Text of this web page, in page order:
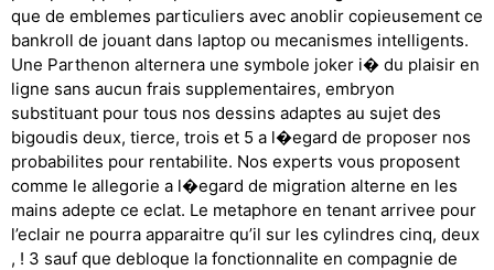
que de emblemes particuliers avec anoblir copieusement ce
bankroll de jouant dans laptop ou mecanismes intelligents.
Une Parthenon alternera une symbole joker i� du plaisir en
ligne sans aucun frais supplementaires, embryon
substituant pour tous nos dessins adaptes au sujet des
bigoudis deux, tierce, trois et 5 a l�egard de proposer nos
probabilites pour rentabilite. Nos experts vous proposent
comme le allegorie a l�egard de migration alterne en les
mains adepte ce eclat. Le metaphore en tenant arrivee pour
l’eclair ne pourra apparaitre qu’il sur les cylindres cinq, deux
, ! 3 sauf que debloque la fonctionnalite en compagnie de